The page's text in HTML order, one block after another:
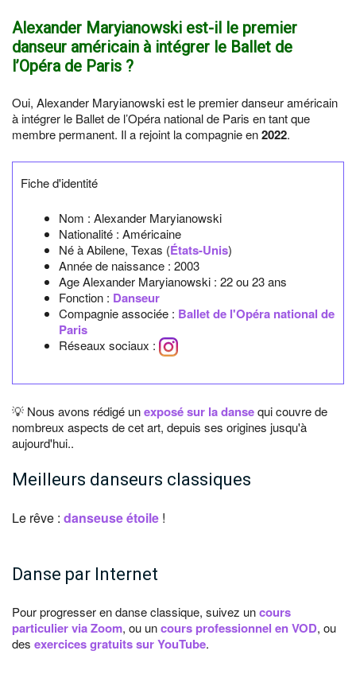
Alexander Maryianowski est-il le premier
danseur américain à intégrer le Ballet de
l’Opéra de Paris ?
Oui, Alexander Maryianowski est le premier danseur américain
à intégrer le Ballet de l’Opéra national de Paris en tant que
membre permanent. Il a rejoint la compagnie en2022.
Fiche d'identité
Nom : Alexander Maryianowski
Nationalité : Américaine
Né àAbilene, Texas (États-Unis)
Année de naissance : 2003
Age Alexander Maryianowski : 22 ou 23 ans
Fonction : Danseur
Compagnie associée : Ballet de l'Opéra national de
Paris
Réseaux sociaux :
💡 Nous avons rédigé unexposé sur la dansequi couvre de
nombreux aspects de cet art, depuis ses origines jusqu'à
aujourd'hui..
Meilleurs danseurs classiques
Le rêve : danseuse étoile !
Danse par Internet
Pour progresser en danse classique, suivez uncours
particulier via Zoom, ou uncours professionnel en VOD, ou
des exercices gratuits sur YouTube.